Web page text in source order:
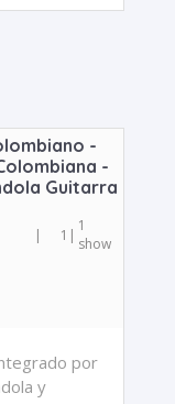
-
-
Guitarra
| 1 | 1
show
por
y